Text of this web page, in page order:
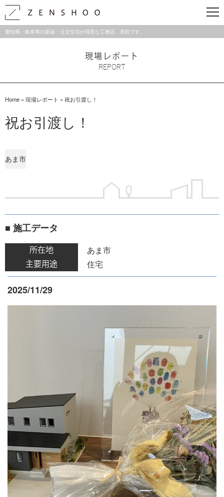
愛知県・岐阜県の新築・注文住宅が得意な工務店、善匠です。
現場レポート
REPORT
Home » 現場レポート » 祝お引渡し！
祝お引渡し！
あま市
■ 施工データ
所在地 あま市
主要用途 住宅
2025/11/29